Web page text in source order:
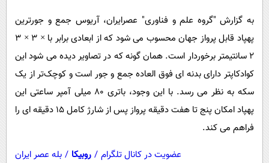
به گزارش "گروه علم و فناوری" عصرایران، آریوس جمع و جورترین
پهپاد قابل پرواز جهان محسوب می شود که از ابعادی برابر با 3 × 3 ×
2 سانتیمتر برخوردار است. همان گونه که در تصاویر دیده می شود این
کوادکاپتر دارای بدنه ای فوق العاده جمع و جور است و کوچک‌تر از یک
سکه به نظر می رسد. با این وجود، باتری 80 میلی آمپر ساعتی این
پهپاد امکان پنج تا هفت دقیقه پرواز پس از شارژ کامل 15 دقیقه ای را
فراهم می کند.
عضویت در کانال تلگرام / روبیکا / بله عصر ایران